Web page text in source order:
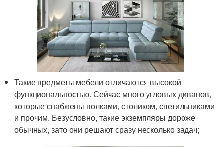
Такие предметы мебели отличаются высокой
функциональностью. Сейчас много угловых диванов,
которые снабжены полками, столиком, светильниками
и прочим. Безусловно, такие экземпляры дороже
обычных, зато они решают сразу несколько задач;